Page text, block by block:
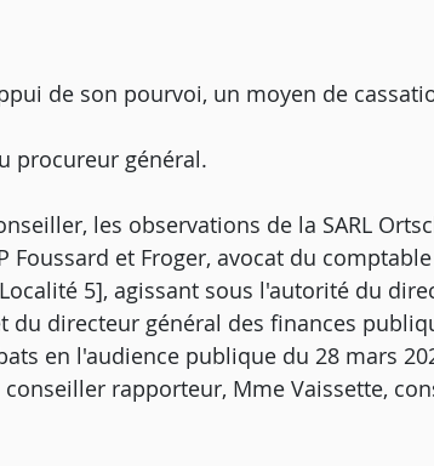
de son pourvoi, un moyen de
procureur général.
les observations de la SARL
Foussard et Froger, avocat du
5], agissant sous l'autorité du
du directeur général des finances
en l'audience publique du 28 mars
rapporteur, Mme Vaissette,